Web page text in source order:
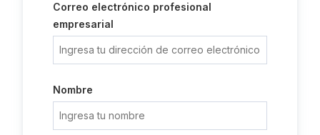
Correo electrónico profesional
empresarial
Nombre